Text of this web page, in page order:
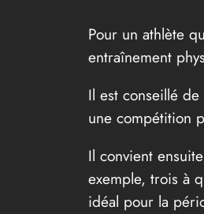
Pour un athlète
entraînement
Il est conseillé
une compétition
Il convient
exemple, trois à
idéal pour la